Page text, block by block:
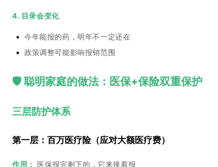
4. 目录会变化
今年能报的药，明年不一定还在
政策调整可能影响报销范围
🛡️ 聪明家庭的做法：医保+保险双重保护
三层防护体系
第一层：百万医疗险（应对大额医疗费）
作用： 医保报完剩下的，它来接着报